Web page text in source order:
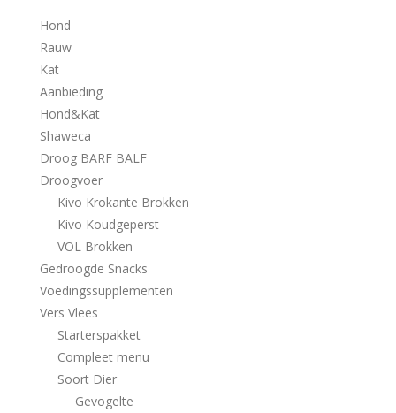
Hond
Rauw
Kat
Aanbieding
Hond&Kat
Shaweca
Droog BARF BALF
Droogvoer
Kivo Krokante Brokken
Kivo Koudgeperst
VOL Brokken
Gedroogde Snacks
Voedingssupplementen
Vers Vlees
Starterspakket
Compleet menu
Soort Dier
Gevogelte